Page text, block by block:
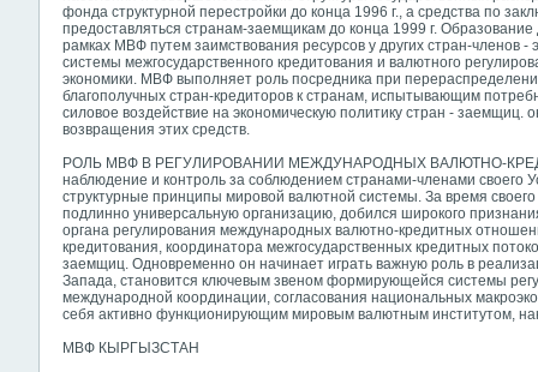
фонда структурной перестройки до конца 1996 г., а средства по
предоставляться странам-заемщикам до конца 1999 г.
рамках МВФ путем заимствования ресурсов у других стран-членов
системы межгосударственного кредитования и валютного
экономики. МВФ выполняет роль посредника при
благополучных стран-кредиторов к странам, испытывающим
силовое воздействие на экономическую политику стран - заемщиц.
возвращения этих средств.
РОЛЬ МВФ В РЕГУЛИРОВАНИИ МЕЖДУНАРОДНЫХ ВАЛЮТНО-
наблюдение и контроль за соблюдением странами-членами своего
структурные принципы мировой валютной системы. За время
подлинно универсальную организацию, добился широкого
органа регулирования международных валютно-кредитных
кредитования, координатора межгосударственных кредитных
заемщиц. Одновременно он начинает играть важную роль в
Запада, становится ключевым звеном формирующейся системы
международной координации, согласования национальных
себя активно функционирующим мировым валютным институтом,
МВФ КЫРГЫЗСТАН